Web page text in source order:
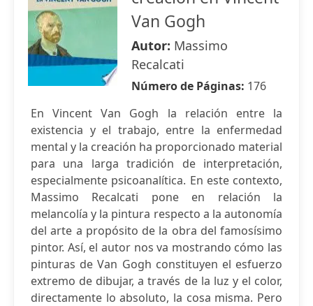
Van Gogh
Autor: Massimo
Recalcati
Número de Páginas: 176
En Vincent Van Gogh la relación entre la
existencia y el trabajo, entre la enfermedad
mental y la creación ha proporcionado material
para una larga tradición de interpretación,
especialmente psicoanalítica. En este contexto,
Massimo Recalcati pone en relación la
melancolía y la pintura respecto a la autonomía
del arte a propósito de la obra del famosísimo
pintor. Así, el autor nos va mostrando cómo las
pinturas de Van Gogh constituyen el esfuerzo
extremo de dibujar, a través de la luz y el color,
directamente lo absoluto, la cosa misma. Pero